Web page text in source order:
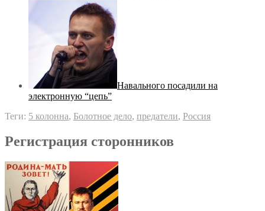
Навального посадили на
электронную “цепь”
Теги: 5 колонна, Болотное дело, предатели, Россия
Регистрация сторонников